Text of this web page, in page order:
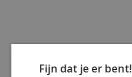
Fijn dat je er bent!